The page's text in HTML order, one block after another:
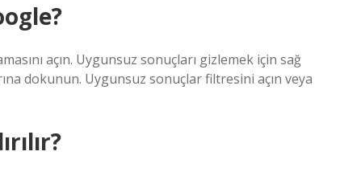
açın. Uygunsuz sonuçları gizlemek için sağ
dokunun. Uygunsuz sonuçlar filtresini açın veya